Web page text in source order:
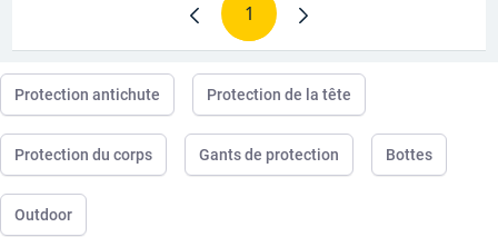
Page
1
Protection antichute Protection de la tête
Protection du corps Gants de protection Bottes
Outdoor